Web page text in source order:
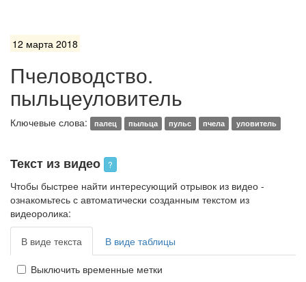
12 марта 2018
Пчеловодство.
пыльцеуловитель
Ключевые слова: палец пыльца пульс пчела уловитель
Текст из видео ?
Чтобы быстрее найти интересующий отрывок из видео -
ознакомьтесь с автоматически созданным текстом из
видеоролика:
В виде текста В виде таблицы
Выключить временные метки